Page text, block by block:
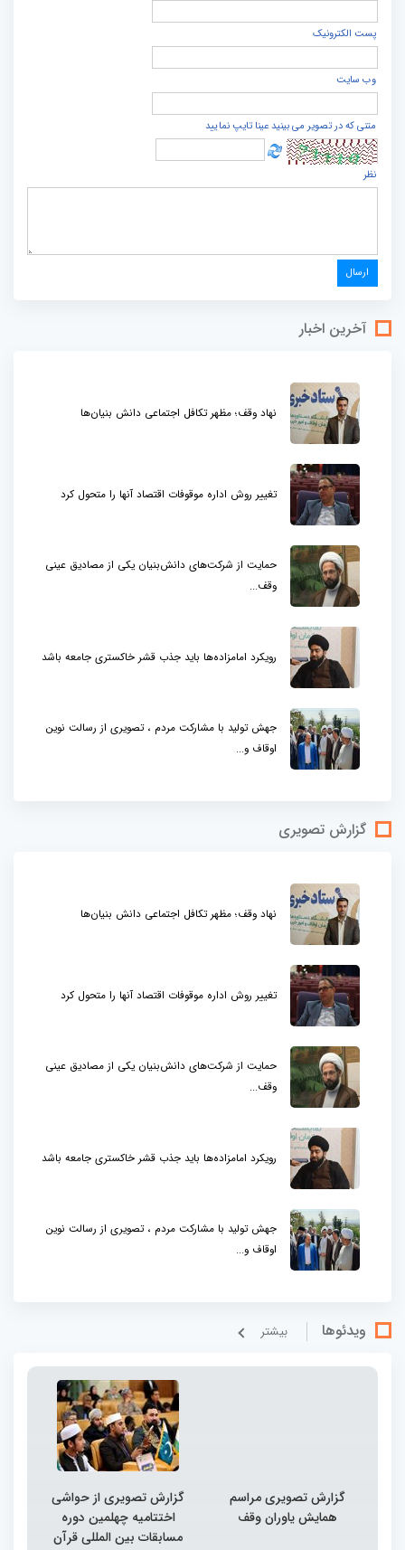
پست الكترونيک
وب سایت
متنی که در تصویر می بینید عینا تایپ نمایید
نظر
آخرین اخبار
نهاد وقف؛ مظهر تکافل اجتماعی دانش بنیان‌ها
تغییر روش اداره موقوفات اقتصاد آنها را متحول کرد
حمایت از شرکت‌های دانش‌بنیان یکی از مصادیق عینی
وقف...
رویکرد امامزاده‌ها باید جذب قشر خاکستری جامعه باشد
جهش تولید با مشارکت مردم ، تصویری از رسالت نوین
اوقاف و...
گزارش تصویری
نهاد وقف؛ مظهر تکافل اجتماعی دانش بنیان‌ها
تغییر روش اداره موقوفات اقتصاد آنها را متحول کرد
حمایت از شرکت‌های دانش‌بنیان یکی از مصادیق عینی
وقف...
رویکرد امامزاده‌ها باید جذب قشر خاکستری جامعه باشد
جهش تولید با مشارکت مردم ، تصویری از رسالت نوین
اوقاف و...
ویدئوها بيشتر
گزارش تصویری مراسم
همایش یاوران وقف
گزارش تصویری از حواشی
اختتامیه چهلمین دوره
مسابقات بین المللی قرآن